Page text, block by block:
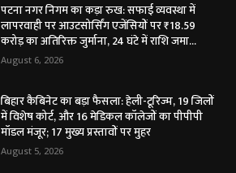
पटना नगर निगम का कड़ा रुख: सफाई व्यवस्था में
लापरवाही पर आउटसोर्सिंग एजेंसियों पर ₹18.59
करोड़ का अतिरिक्त जुर्माना, 24 घंटे में राशि जमा...
August 6, 2026
बिहार कैबिनेट का बड़ा फैसला: हेली-टूरिज्म, 19 जिलों
में विशेष कोर्ट, और 16 मेडिकल कॉलेजों का पीपीपी
मॉडल मंजूर; 17 मुख्य प्रस्तावों पर मुहर
August 5, 2026